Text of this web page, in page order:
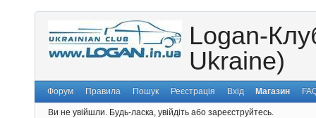
Logan-
Ukraine)
Форум Правила Пошук Реєстрація Вхід Магазин
Ви не увійшли. Будь-ласка, увійдіть або зареєструйтесь.